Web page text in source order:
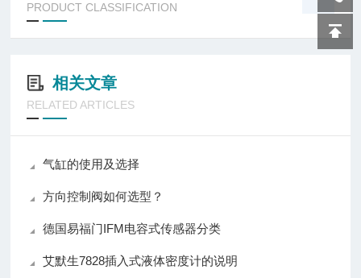
PRODUCT CLASSIFICATION
相关文章
RELATED ARTICLES
气缸的使用及选择
方向控制阀如何选型？
德国易福门IFM电容式传感器分类
艾默生7828插入式液体密度计的说明